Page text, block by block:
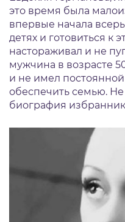
это время была
впервые начала
детях и готовиться к
настораживал и не
мужчина в возрасте
и не имел
обеспечить семью.
биография